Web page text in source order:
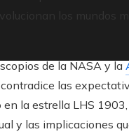
los mundos
de la NASA y la
las
la estrella LHS
y las implicaciones